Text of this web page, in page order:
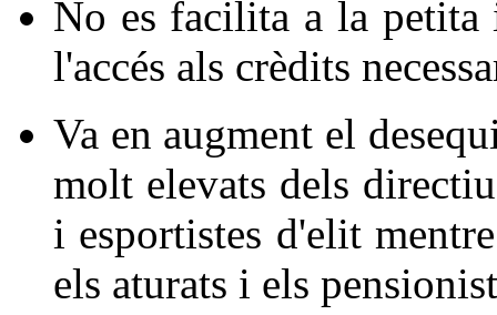
No es facilita a la petita
l'accés als crèdits
Va en augment el
molt elevats dels
i esportistes d'elit
els aturats i els